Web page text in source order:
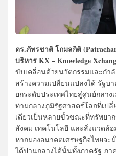
ดร.ภัทรชาติ โกมลกิติ
บริหาร KX – Knowledge
ขับเคลื่อนด้วยนวัตกรรมและกำ
สร้างความเปลี่ยนแปลงได้ รัฐบ
ยกระดับประเทศไทยสู่ศูนย์กลา
ท่ามกลางภูมิรัฐศาสตร์โลกที่เป
เดียวเป็นหลายขั้วขณะที่ทรัพยา
สังคม เทคโนโลยี และสิ่งแวดล้
หากมองอนาคตเศรษฐกิจไทยจ
ได้ปานกลางได้นั้นทั้งภาครัฐ ภา